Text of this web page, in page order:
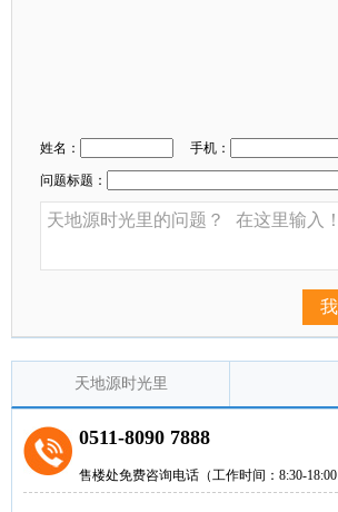
姓名： 手机：
问题标题：
天地源时光里
0511-8090 7888
售楼处免费咨询电话（工作时间：8:30-18:00